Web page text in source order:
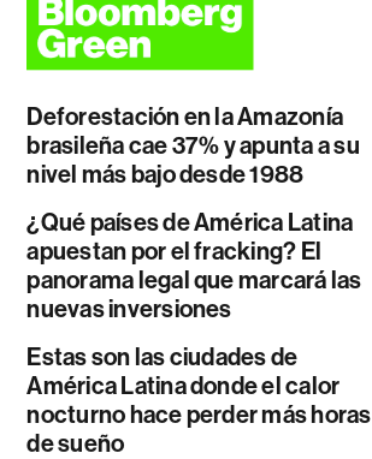
Deforestación en la Amazonía
brasileña cae 37% y apunta a su
nivel más bajo desde 1988
¿Qué países de América Latina
apuestan por el fracking? El
panorama legal que marcará las
nuevas inversiones
Estas son las ciudades de
América Latina donde el calor
nocturno hace perder más horas
de sueño